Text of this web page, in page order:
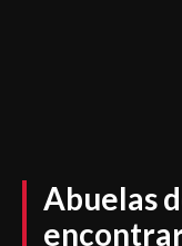
Abuelas